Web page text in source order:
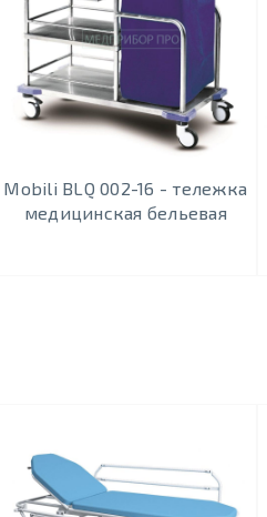
Mobili BLQ 002-16 - тележка
медицинская бельевая